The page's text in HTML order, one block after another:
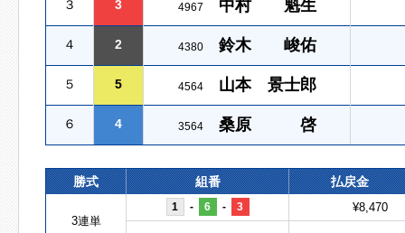
３ 3 4967 中村 魁生
４ 2 4380 鈴木 峻佑
５ 5 4564 山本 景士郎
６ 4 3564 桑原 啓
勝式 組番 払戻金
3連単
1 - 6 - 3 ¥8,470